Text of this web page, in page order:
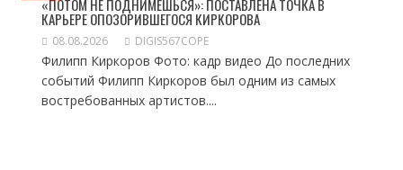
«ПОТОМ НЕ ПОДНИМЕШЬСЯ»: ПОСТАВЛЕНА ТОЧКА В
КАРЬЕРЕ ОПОЗОРИВШЕГОСЯ КИРКОРОВА
08.08.2026 DIGIS567COPE
Филипп Киркоров Фото: кадр видео До последних
событий Филипп Киркоров был одним из самых
востребованных артистов....